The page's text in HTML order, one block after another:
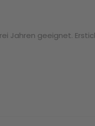
Jahren geeignet.